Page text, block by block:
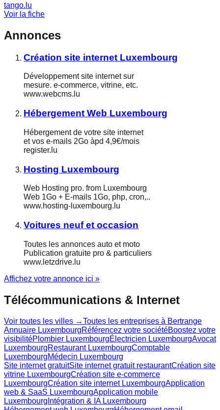
tango.lu
Voir la fiche
Annonces
Création site internet Luxembourg
Développement site internet sur
mesure. e-commerce, vitrine, etc.
www.webcms.lu
Hébergement Web Luxembourg
Hébergement de votre site internet
et vos e-mails 2Go àpd 4,9€/mois
register.lu
Hosting Luxembourg
Web Hosting pro. from Luxembourg
Web 1Go + E-mails 1Go, php, cron,..
www.hosting-luxembourg.lu
Voitures neuf et occasion
Toutes les annonces auto et moto
Publication gratuite pro & particuliers
www.letzdrive.lu
Affichez votre annonce ici »
Télécommunications & Internet
Voir toutes les villes →Toutes les entreprises à Bertrange
Annuaire LuxembourgRéférencez votre sociétéBoostez votre
visibilitéPlombier LuxembourgÉlectricien LuxembourgAvocat
LuxembourgRestaurant LuxembourgComptable
LuxembourgMédecin Luxembourg
Site internet gratuitSite internet gratuit restaurantCréation site
vitrine LuxembourgCréation site e-commerce
LuxembourgCréation site internet LuxembourgApplication
web & SaaS LuxembourgApplication mobile
Luxembourg Intégration & IA Luxembourg